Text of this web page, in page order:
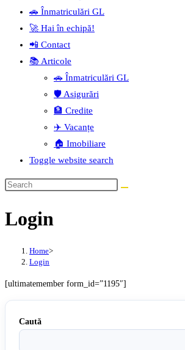
🚗 Înmatriculări GL
🚀 Hai în echipă!
📲 Contact
📚 Articole
🚗 Înmatriculări GL
🛡️ Asigurări
🏦 Credite
✈️ Vacanțe
🏠 Imobiliare
Toggle website search
Login
Home>
Login
[ultimatemember form_id=”1195″]
Caută